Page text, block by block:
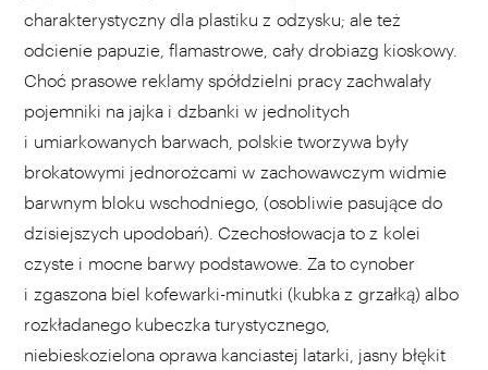
charakterystyczny dla plastiku z odzysku; ale też
odcienie papuzie, flamastrowe, cały drobiazg kioskowy.
Choć prasowe reklamy spółdzielni pracy zachwalały
pojemniki na jajka i dzbanki w jednolitych
i umiarkowanych barwach, polskie tworzywa były
brokatowymi jednorożcami w zachowawczym widmie
barwnym bloku wschodniego, (osobliwie pasujące do
dzisiejszych upodobań). Czechosłowacja to z kolei
czyste i mocne barwy podstawowe. Za to cynober
i zgaszona biel kofewarki-minutki (kubka z grzałką) albo
rozkładanego kubeczka turystycznego,
niebieskozielona oprawa kanciastej latarki, jasny błękit